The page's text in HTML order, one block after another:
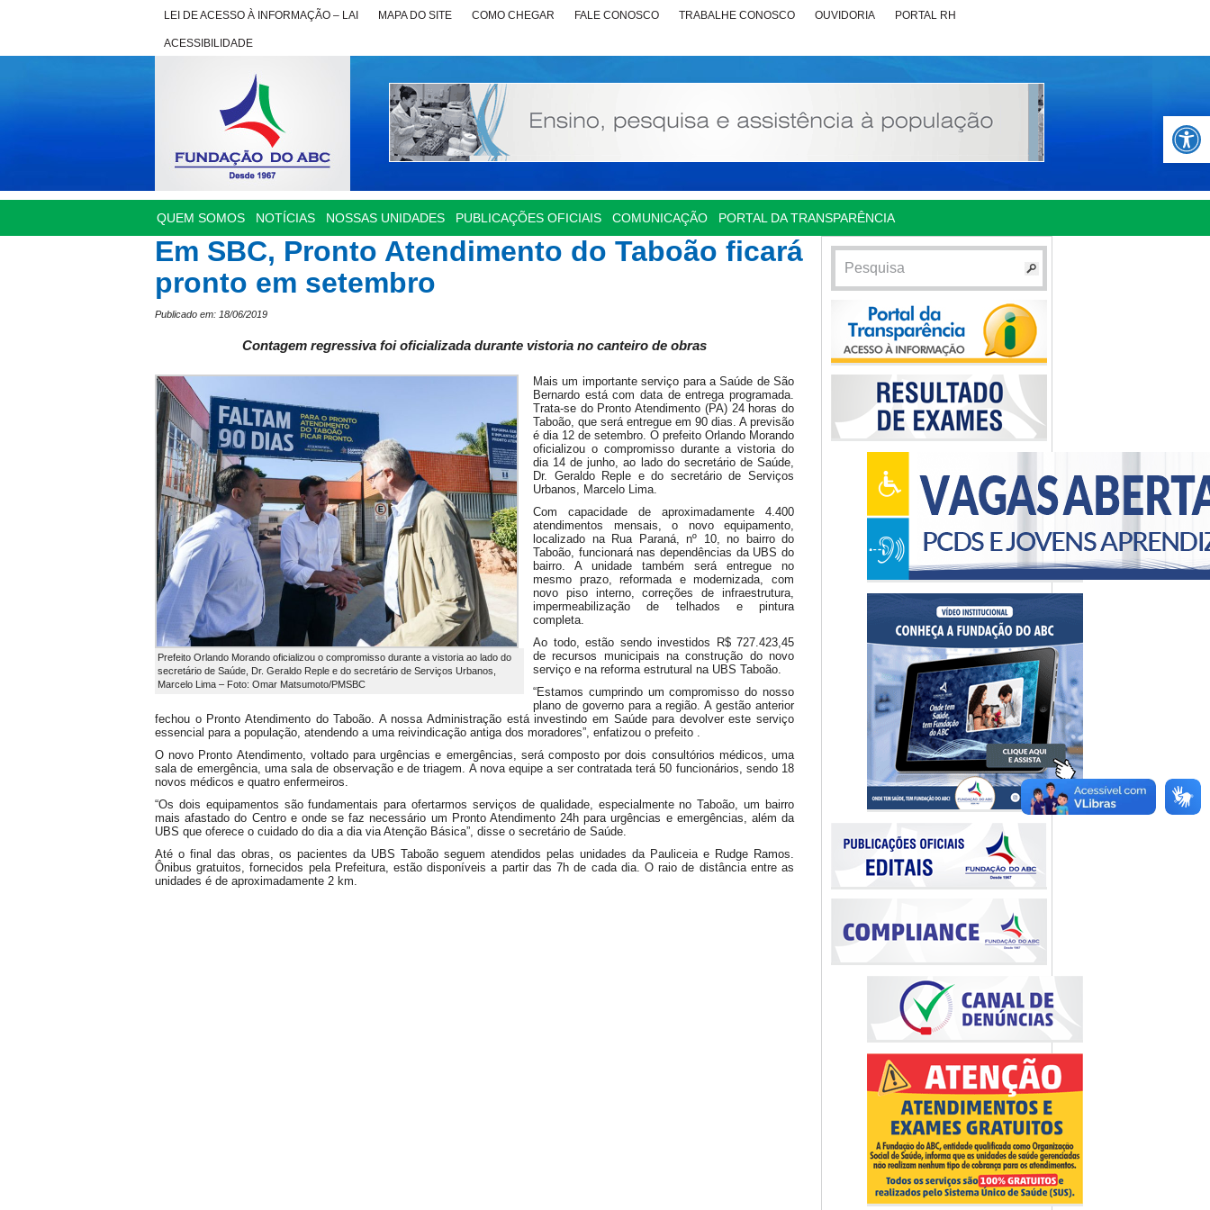
Abrir
LEI DE ACESSO À INFORMAÇÃO – LAI MAPA DO SITE COMO CHEGAR FALE CONOSCO TRABALHE CONOSCO OUVIDORIA PORTAL RH
ACESSIBILIDADE
QUEM SOMOS NOTÍCIAS NOSSAS UNIDADES PUBLICAÇÕES OFICIAIS COMUNICAÇÃO PORTAL DA TRANSPARÊNCIA
Em SBC, Pronto Atendimento do Taboão ficará
pronto em setembro
Publicado em: 18/06/2019
Contagem regressiva foi oficializada durante vistoria no canteiro de obras
Prefeito Orlando Morando oficializou o compromisso durante a vistoria ao lado do
secretário de Saúde, Dr. Geraldo Reple e do secretário de Serviços Urbanos,
Marcelo Lima – Foto: Omar Matsumoto/PMSBC
Mais um importante serviço para a Saúde de São
Bernardo está com data de entrega programada.
Trata-se do Pronto Atendimento (PA) 24 horas do
Taboão, que será entregue em 90 dias. A previsão
é dia 12 de setembro. O prefeito Orlando Morando
oficializou o compromisso durante a vistoria do
dia 14 de junho, ao lado do secretário de Saúde,
Dr. Geraldo Reple e do secretário de Serviços
Urbanos, Marcelo Lima.
Com capacidade de aproximadamente 4.400
atendimentos mensais, o novo equipamento,
localizado na Rua Paraná, nº 10, no bairro do
Taboão, funcionará nas dependências da UBS do
bairro. A unidade também será entregue no
mesmo prazo, reformada e modernizada, com
novo piso interno, correções de infraestrutura,
impermeabilização de telhados e pintura
completa.
Ao todo, estão sendo investidos R$ 727.423,45
de recursos municipais na construção do novo
serviço e na reforma estrutural na UBS Taboão.
“Estamos cumprindo um compromisso do nosso
plano de governo para a região. A gestão anterior
fechou o Pronto Atendimento do Taboão. A nossa Administração está investindo em Saúde para devolver este serviço
essencial para a população, atendendo a uma reivindicação antiga dos moradores”, enfatizou o prefeito .
O novo Pronto Atendimento, voltado para urgências e emergências, será composto por dois consultórios médicos, uma
sala de emergência, uma sala de observação e de triagem. A nova equipe a ser contratada terá 50 funcionários, sendo 18
novos médicos e quatro enfermeiros.
“Os dois equipamentos são fundamentais para ofertarmos serviços de qualidade, especialmente no Taboão, um bairro
mais afastado do Centro e onde se faz necessário um Pronto Atendimento 24h para urgências e emergências, além da
UBS que oferece o cuidado do dia a dia via Atenção Básica”, disse o secretário de Saúde.
Até o final das obras, os pacientes da UBS Taboão seguem atendidos pelas unidades da Pauliceia e Rudge Ramos.
Ônibus gratuitos, fornecidos pela Prefeitura, estão disponíveis a partir das 7h de cada dia. O raio de distância entre as
unidades é de aproximadamente 2 km.